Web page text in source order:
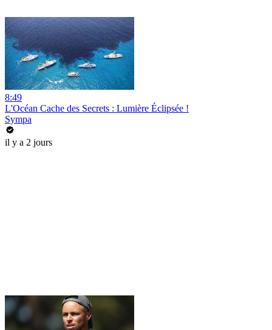
8:49
L'Océan Cache des Secrets : Lumière Éclipsée !
Sympa
il y a 2 jours